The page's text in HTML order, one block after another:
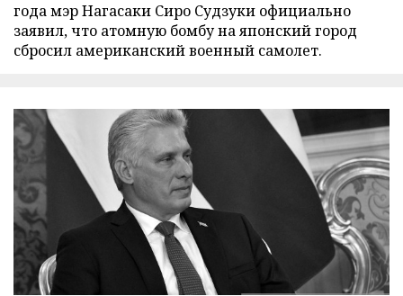
года мэр Нагасаки Сиро Судзуки официально
заявил, что атомную бомбу на японский город
сбросил американский военный самолет.